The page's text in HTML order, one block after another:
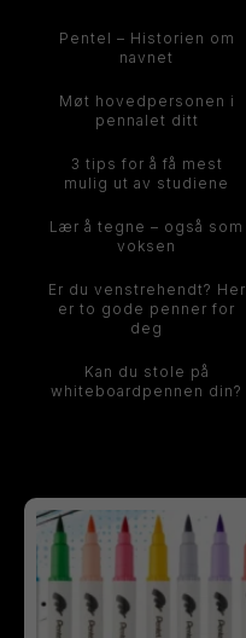
Pentel – Historien om
navnet
Møt hovedpersonen i
pennalet ditt
3 tips for å få mest
mulig ut av studiene
Lær å tegne – også som
voksen
Er du venstrehendt? Her
er to gode penner for
deg
Kan du stole på
whiteboardpennen din?